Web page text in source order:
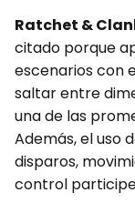
Ratchet &
citado porque
escenarios con
saltar entre
una de las
Además, el uso
disparos,
control